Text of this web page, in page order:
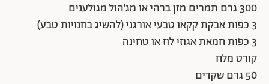
300 גרם תמרים מזן ברהי או מג׳הול מגולענים
3 כפות אבקת קקאו טבעי אורגני (להשיג בחנויות טבע)
3 כפות חמאת אגוזי לוז או טחינה
קורט מלח
50 גרם שקדים